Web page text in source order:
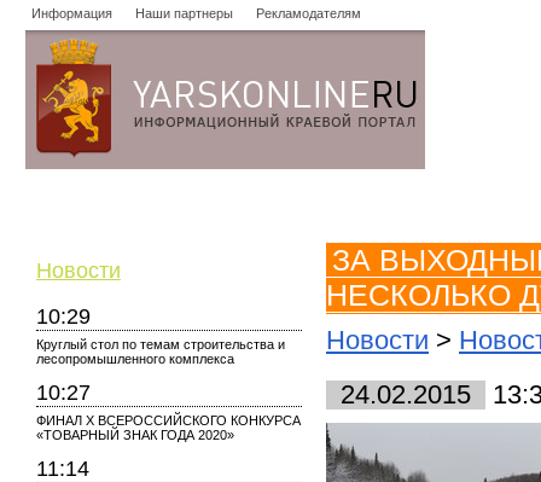
Информация Наши партнеры Рекламодателям
Новости
10:29
Круглый стол по темам строительства и
лесопромышленного комплекса
10:27
ФИНАЛ X ВСЕРОССИЙСКОГО КОНКУРСА
«ТОВАРНЫЙ ЗНАК ГОДА 2020»
11:14
ЗА
НЕСКОЛЬКО
Новости >
24.02.2015